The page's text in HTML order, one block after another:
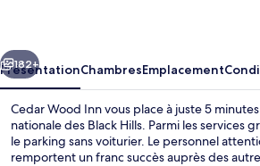
Suivant
182+
PrésentationChambresEmplacement
Cedar Wood Inn vous place à juste 5
nationale des Black Hills. Parmi les services
le parking sans voiturier. Le personnel
remportent un franc succès auprès des